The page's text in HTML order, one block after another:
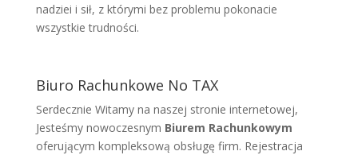
nadziei i sił, z którymi bez problemu pokonacie
wszystkie trudności.
Biuro Rachunkowe No TAX
Serdecznie Witamy na naszej stronie internetowej,
Jesteśmy nowoczesnym Biurem Rachunkowym
oferującym kompleksową obsługę firm. Rejestracja